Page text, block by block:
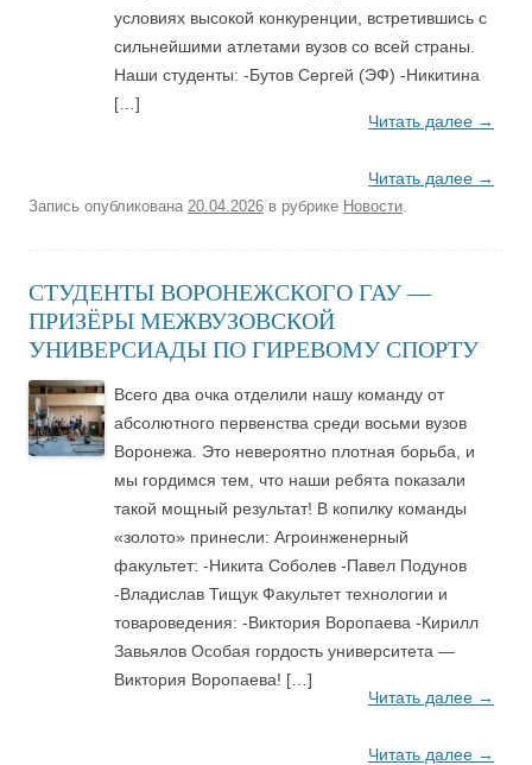
условиях высокой конкуренции, встретившись с
сильнейшими атлетами вузов со всей страны.
Наши студенты: -Бутов Сергей (ЭФ) -Никитина
[…]
Читать далее →
Читать далее →
Запись опубликована 20.04.2026 в рубрике Новости
СТУДЕНТЫ ВОРОНЕЖСКОГО ГАУ —
ПРИЗЁРЫ МЕЖВУЗОВСКОЙ
УНИВЕРСИАДЫ ПО ГИРЕВОМУ СПОРТУ
Всего два очка отделили нашу команду от
абсолютного первенства среди восьми вузов
Воронежа. Это невероятно плотная борьба, и
мы гордимся тем, что наши ребята показали
такой мощный результат! В копилку команды
«золото» принесли: Агроинженерный
факультет: -Никита Соболев -Павел Подунов
-Владислав Тищук Факультет технологии и
товароведения: -Виктория Воропаева -Кирилл
Завьялов Особая гордость университета —
Виктория Воропаева! […]
Читать далее →
Читать далее →